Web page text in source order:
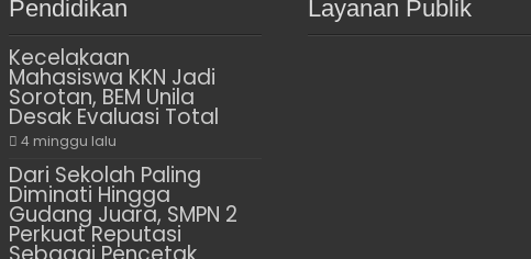
Pendidikan
Kecelakaan
Mahasiswa KKN Jadi
Sorotan, BEM Unila
Desak Evaluasi Total
4 minggu lalu
Dari Sekolah Paling
Diminati Hingga
Gudang Juara, SMPN 2
Perkuat Reputasi
Layanan Publik